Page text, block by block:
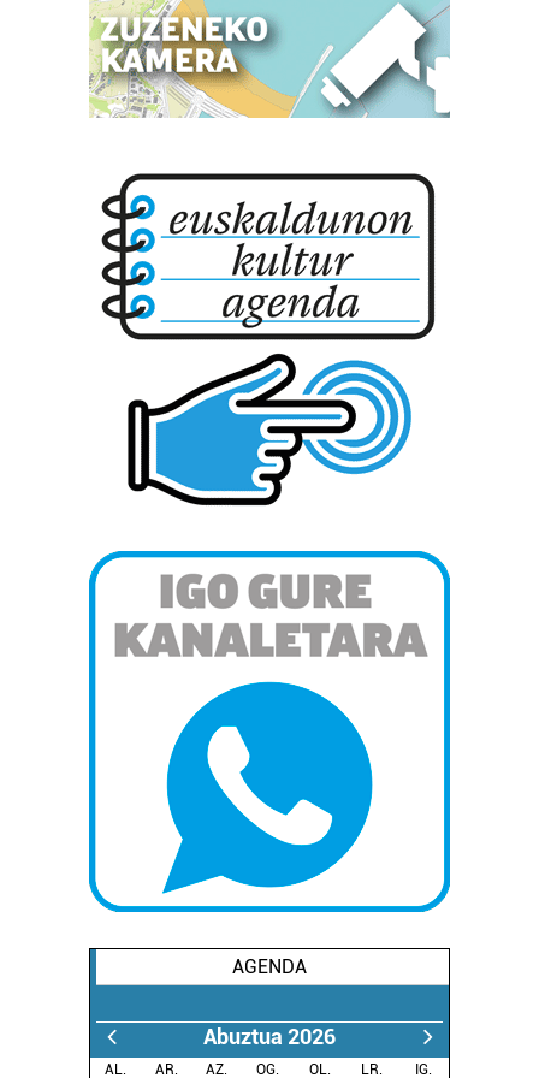
AGENDA
Abuztua 2026
AL. AR. AZ. OG. OL. LR.
IG.